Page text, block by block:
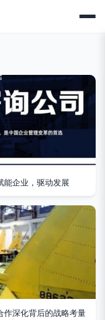
能企业，驱动发展
作深化背后的战略考量